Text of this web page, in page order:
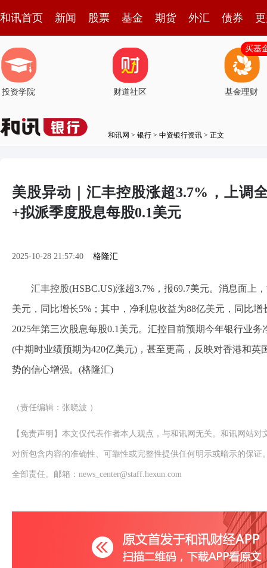
和讯首页 新闻 股票 基金 期货 外汇 债券
投资学院 财道社区 基金理财
买基
和讯网 > 银行 > 中资银行资讯 > 正文
美股异动｜汇丰控股涨超3.7%，上调
+拟派季度股息每股0.1美元
2025-10-28 21:57:40 格隆汇
汇丰控股(HSBC.US)涨超3.7%，报69.7美元。消息面上
美元，同比增长5%；其中，净利息收益为88亿美元，同比增
2025年第三次股息每股0.1美元。汇控目前预期今年银行业务
(中期时业绩预期为420亿美元)，甚至更高，反映对香港和英
势的信心增强。(格隆汇)
（责任编辑：张晓波 ）
【免责声明】本文仅代表作者本人观点，与和讯网无关。和讯网站
对所包含内容的准确性、可靠性或完整性提供任何明示或暗示的保证
全部责任。邮箱：news_center@staff.hexun.com